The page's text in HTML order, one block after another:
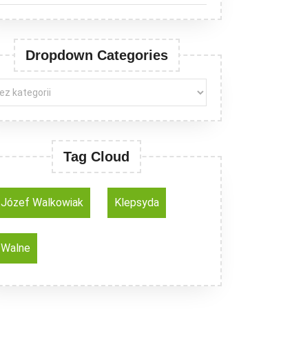
Dropdown Categories
Tag Cloud
Józef Walkowiak Klepsyda
Walne